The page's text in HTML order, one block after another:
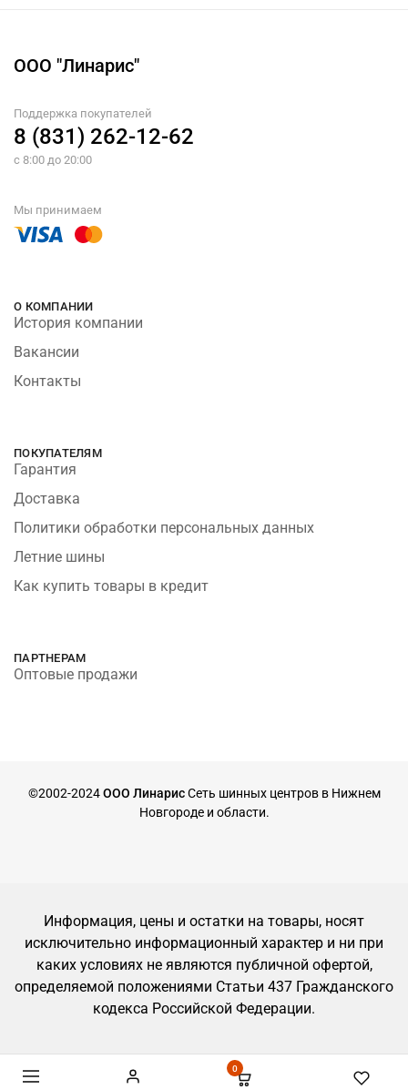
ООО "Линарис"
Поддержка покупателей
8 (831) 262-12-62
с 8:00 до 20:00
Мы принимаем
О КОМПАНИИ
История компании
Вакансии
Контакты
ПОКУПАТЕЛЯМ
Гарантия
Доставка
Политики обработки персональных данных
Летние шины
Как купить товары в кредит
ПАРТНЕРАМ
Оптовые продажи
©2002-2024ООО ЛинарисСеть шинных центров в Нижнем
Новгороде и области.
Информация, цены и остатки на товары, носят
исключительно информационный характер и ни при
каких условиях не являются публичной офертой,
определяемой положениями Статьи 437 Гражданского
кодекса Российской Федерации.
0